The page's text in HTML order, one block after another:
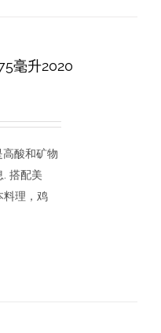
毫升2020
酸和矿物
. 搭配美
料理，鸡